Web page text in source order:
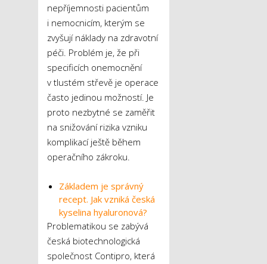
nepříjemnosti pacientům
i nemocnicím, kterým se
zvyšují náklady na zdravotní
péči. Problém je, že při
specificích onemocnění
v tlustém střevě je operace
často jedinou možností. Je
proto nezbytné se zaměřit
na snižování rizika vzniku
komplikací ještě během
operačního zákroku.
Základem je správný
recept. Jak vzniká česká
kyselina hyaluronová?
Problematikou se zabývá
česká biotechnologická
společnost Contipro, která